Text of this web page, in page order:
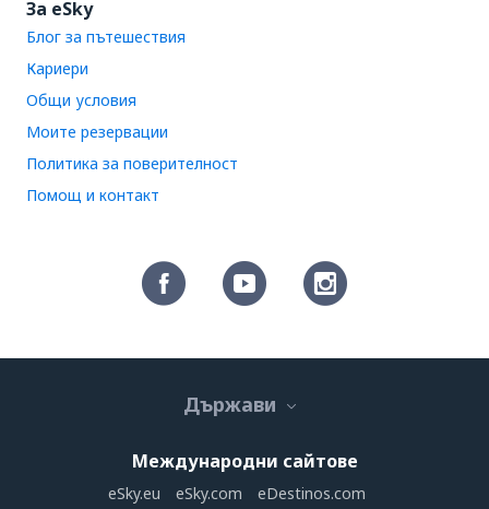
За eSky
Блог за пътешествия
Кариери
Общи условия
Моите резервации
Политика за поверителност
Помощ и контакт
Държави
Международни сайтове
eSky.eu eSky.com eDestinos.com